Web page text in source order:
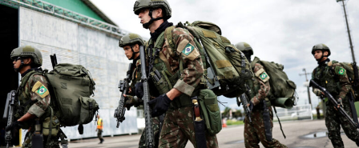
quien es considerado un referente de la Iglesia Católica.